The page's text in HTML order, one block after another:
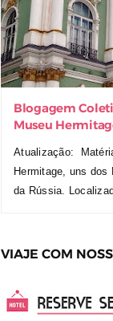
Blogagem
Museu
Atualização:
Hermitage, uns dos
da Rússia.
VIAJE COM